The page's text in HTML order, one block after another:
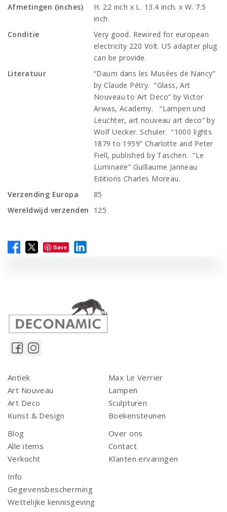
Afmetingen (inches)
H. 22 inch x L. 13.4 inch. x W. 7.5
inch.
Conditie
Very good. Rewired for european
electricity 220 Volt. US adapter plug
can be provide.
Literatuur
“Daum dans les Musées de Nancy”
by Claude Pétry. “Glass, Art
Nouveau to Art Deco” by Victor
Arwas, Academy. “Lampen und
Leuchter, art nouveau art deco” by
Wolf Uecker. Schuler. “1000 lights
1879 to 1959” Charlotte and Peter
Fiell, published by Taschen. “Le
Luminaire” Guillaume Janneau
Editions Charles Moreau.
Verzending Europa
85
Wereldwijd verzenden
125
Save
Antiek
Art Nouveau
Art Deco
Kunst & Design
Max Le Verrier
Lampen
Sculpturen
Boekensteunen
Blog
Alle items
Verkocht
Over ons
Contact
Klanten ervaringen
Info
Gegevensbescherming
Wettelijke kennisgeving